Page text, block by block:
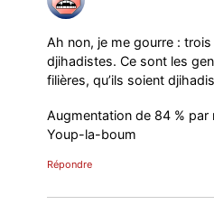
Ah non, je me gourre :
djihadistes. Ce sont les
filières, qu’ils soient
Augmentation de 84 % par
Youp-la-boum
Répondre